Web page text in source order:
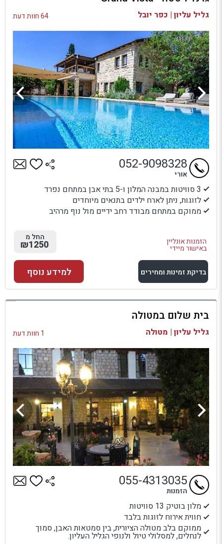
תענוגות קולינריים:
למלונות בוטיק רבים עם נוף יש מסעדות משלהם, לעתים קרובות
בידי שפים בעלי שם. מסעדות אלה מציעות חוויה קולינרית.
האורחים יכולים להתענג על מנות מענגות תוך שהם נהנים מנופים
פנורמיים.
בדיקת זמינות ומחירים
גליל עליון | כפר יובל 64 חוות דעת
3 סוויטות במבנה המלון ו-5 בתי אבן במתחם נפרד
לזוגות, ניתן לארח ילדים בתנאים מיוחדים
ממוקם במתחם מבודד רחב ידיים מול נוף מרהיב
הזמנות אונליין
באישור מיידי
052-9098328
אורי
החל מ
₪1250
בדיקת זמינות ומחירים
למתחם זה
בדיקת זמינות ומחירים
למידע נוסף
בית שלום במטולה
גליל עליון | מטולה 1 חוות דעת
מלון בוטיק 13 סוויטות
חווית אירוח לזוגות בלבד
ממוקם בלב מטולה הציורית, בין סמטאות האבן, סמוך
לנחלים, למסלולי טיול ולנופי הגליל העליון.
055-4313035
הזמנות